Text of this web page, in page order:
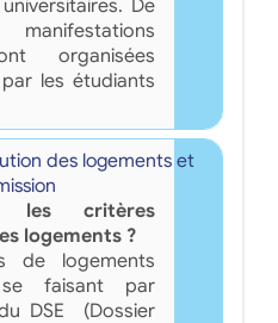
De
organisées
les étudiants
des logements et
les critères
logements ?
de logements
se faisant par
DSE (Dossier